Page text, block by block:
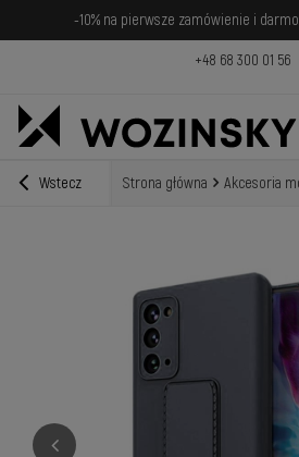
-10% na pierwsze zamówienie i
+48 68 300 01 56
Wstecz Strona główna Akcesoria